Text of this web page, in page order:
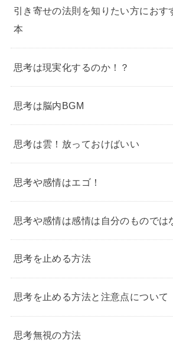
引き寄せの法則を知りたい方におす
本
思考は現実化するのか！？
思考は脳内BGM
思考は雲！放っておけばいい
思考や感情はエゴ！
思考や感情は感情は自分のものでは
思考を止める方法
思考を止める方法と注意点について
思考無視の方法